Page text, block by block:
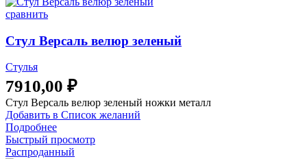
сравнить
Стул Версаль велюр зеленый
Стулья
7910,00 ₽
Стул Версаль велюр зеленый ножки металл
Добавить в Список желаний
Подробнее
Быстрый просмотр
Распроданный